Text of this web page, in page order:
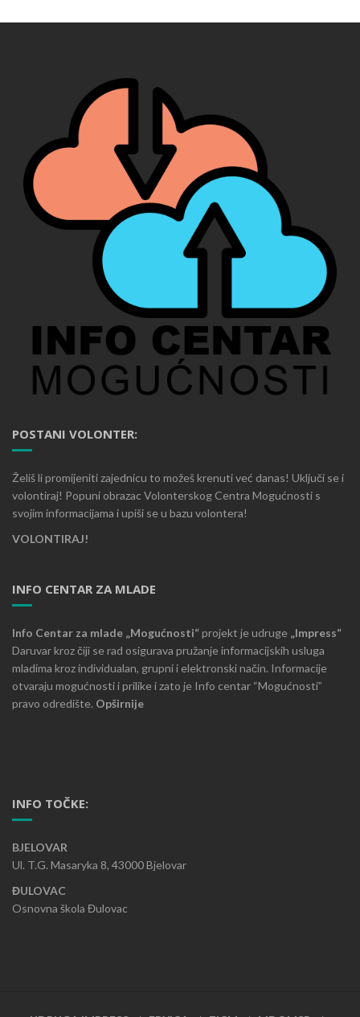
POSTANI VOLONTER:
Želiš li promijeniti zajednicu to možeš krenuti već danas! Uključi se i
volontiraj! Popuni obrazac Volonterskog Centra Mogućnosti s
svojim informacijama i upiši se u bazu volontera!
VOLONTIRAJ!
INFO CENTAR ZA MLADE
Info Centar za mlade „Mogućnosti“projekt je udruge „Impress“
Daruvar kroz čiji se rad osigurava pružanje informacijskih usluga
mladima kroz individualan, grupni i elektronski način. Informacije
otvaraju mogućnosti i prilike i zato je Info centar “Mogućnosti”
pravo odredište. Opširnije
INFO TOČKE:
BJELOVAR
Ul. T.G. Masaryka 8, 43000 Bjelovar
ĐULOVAC
Osnovna škola Đulovac